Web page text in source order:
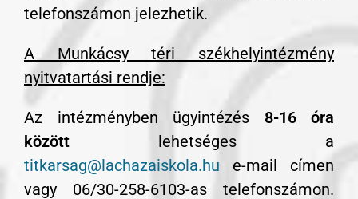
telefonszámon jelezhetik.
A Munkácsy téri székhelyintézmény
nyitvatartási rendje:
Az intézményben ügyintézés 8-16 óra
között lehetséges a
titkarsag@lachazaiskola.hu
e-mail címen
vagy 06/30-258-6103-as telefonszámon.